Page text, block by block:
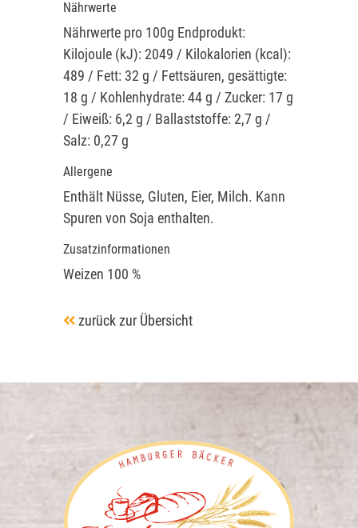
Nährwerte
Nährwerte pro 100g Endprodukt:
Kilojoule (kJ): 2049 / Kilokalorien (kcal):
489 / Fett: 32 g / Fettsäuren, gesättigte:
18 g / Kohlenhydrate: 44 g / Zucker: 17 g
/ Eiweiß: 6,2 g / Ballaststoffe: 2,7 g /
Salz: 0,27 g
Allergene
Enthält Nüsse, Gluten, Eier, Milch. Kann
Spuren von Soja enthalten.
Zusatzinformationen
Weizen 100 %
zurück zur Übersicht